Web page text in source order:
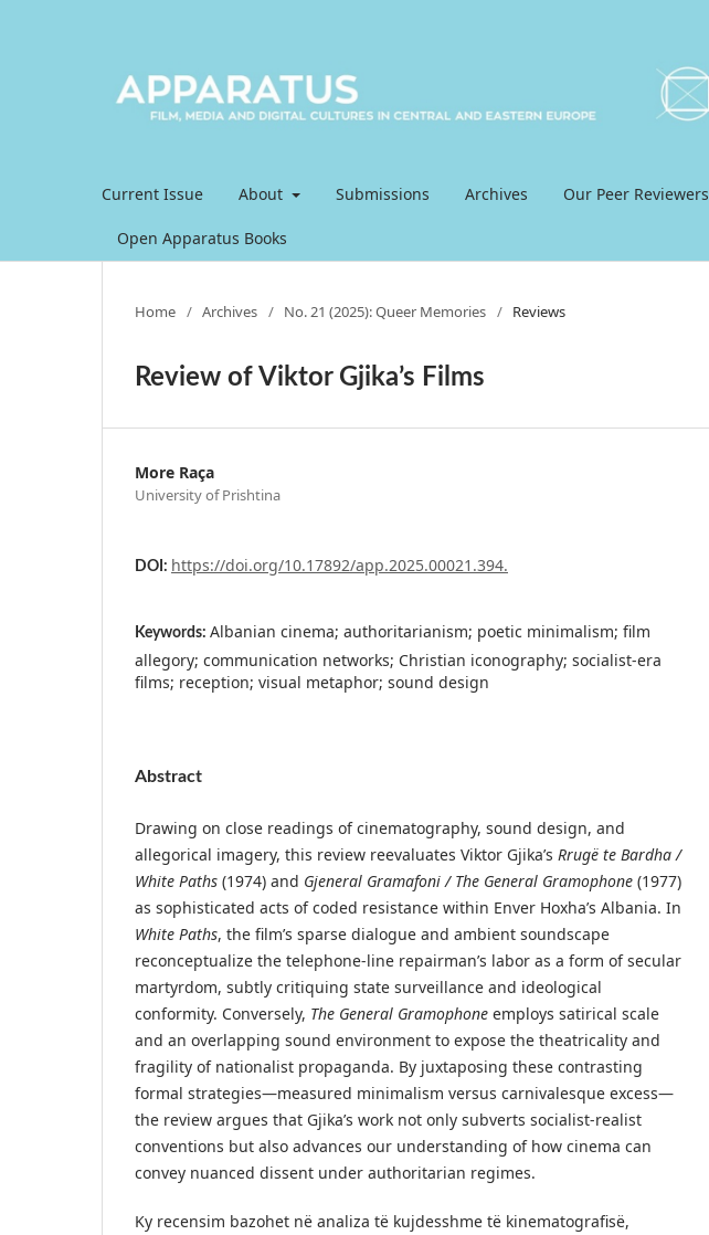
Current Issue About Submissions Archives Our Peer Reviewers
Open Apparatus Books
Home / Archives / No. 21 (2025): Queer Memories / Reviews
Review of Viktor Gjika’s Films
More Raça
University of Prishtina
DOI: https://doi.org/10.17892/app.2025.00021.394.
Keywords: Albanian cinema; authoritarianism; poetic minimalism; film
allegory; communication networks; Christian iconography; socialist-era
films; reception; visual metaphor; sound design
Abstract
Drawing on close readings of cinematography, sound design, and
allegorical imagery, this review reevaluates Viktor Gjika’s Rrugë te Bardha /
White Paths (1974) and Gjeneral Gramafoni / The General Gramophone (1977)
as sophisticated acts of coded resistance within Enver Hoxha’s Albania. In
White Paths, the film’s sparse dialogue and ambient soundscape
reconceptualize the telephone-line repairman’s labor as a form of secular
martyrdom, subtly critiquing state surveillance and ideological
conformity. Conversely, The General Gramophone employs satirical scale
and an overlapping sound environment to expose the theatricality and
fragility of nationalist propaganda. By juxtaposing these contrasting
formal strategies—measured minimalism versus carnivalesque excess—
the review argues that Gjika’s work not only subverts socialist-realist
conventions but also advances our understanding of how cinema can
convey nuanced dissent under authoritarian regimes.
Ky recensim bazohet në analiza të kujdesshme të kinematografisë,